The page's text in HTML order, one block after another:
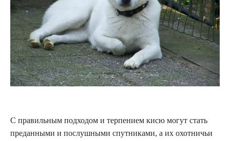
С правильным подходом и терпением кисю могут стать
преданными и послушными спутниками, а их охотничьи